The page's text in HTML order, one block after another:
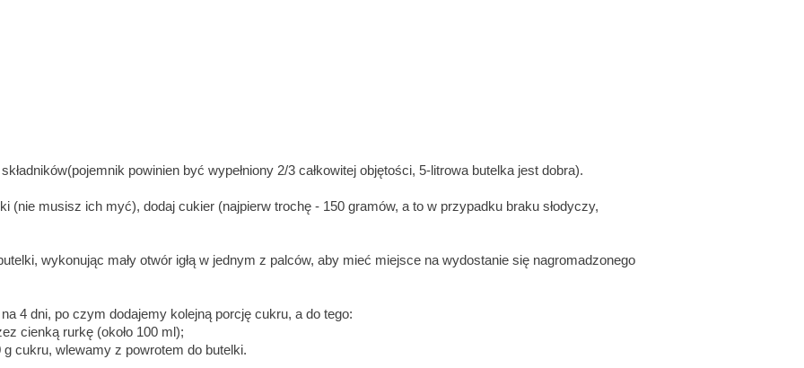
powinien być wypełniony 2/3 całkowitej objętości, 5-litrowa butelka jest dobra).
(nie musisz ich myć), dodaj cukier (najpierw trochę - 150 gramów, a to w przypadku braku słodyczy,
wykonując mały otwór igłą w jednym z palców, aby mieć miejsce na wydostanie się nagromadzonego
4 dni, po czym dodajemy kolejną porcję cukru, a do tego:
cienką rurkę (około 100 ml);
cukru, wlewamy z powrotem do butelki.